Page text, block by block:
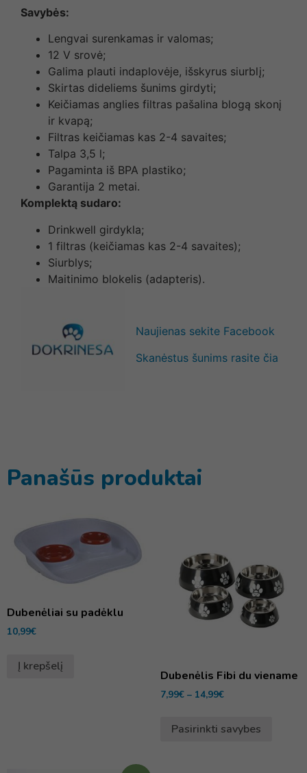
Savybės:
Lengvai surenkamas ir valomas;
12 V srovė;
Galima plauti indaplovėje, išskyrus siurblį;
Skirtas dideliems šunims girdyti;
Keičiamas anglies filtras pašalina blogą skonį
ir kvapą;
Filtras keičiamas kas 2-4 savaites;
Talpa 3,5 l;
Pagaminta iš BPA plastiko;
Garantija 2 metai.
Komplektą sudaro:
Drinkwell girdykla;
1 filtras (keičiamas kas 2-4 savaites);
Siurblys;
Maitinimo blokelis (adapteris).
Naujienas sekite Facebook
Skanėstus šunims rasite čia
Panašūs produktai
Dubenėliai su padėklu
10,99€
Į krepšelį
Dubenėlis Fibi du viename
7,99€ – 14,99€
Pasirinkti savybes